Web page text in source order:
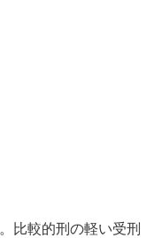
。比較的刑の軽い受刑